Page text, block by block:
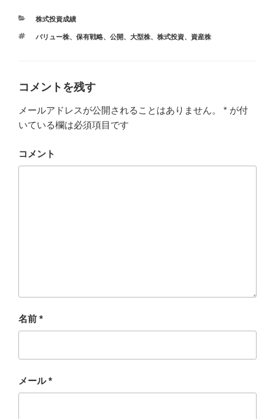
カ
ゴ
株式投資成績
タ
バリュー株、 保有戦略、 公開、 大型株、 株式投資、 資産株
コメントを残す
メールアドレスが公開されることはありません。 * が付
いている欄は必須項目です
コメント
名前 *
メール*